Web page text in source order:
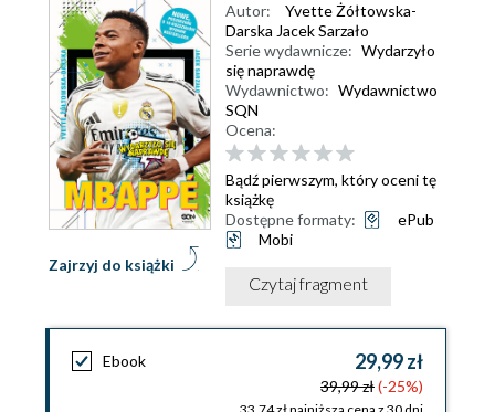
Zajrzyj do książki
Autor:
Yvette Żółtowska-
Darska Jacek Sarzało
Serie wydawnicze: Wydarzyło
się naprawdę
Wydawnictwo: Wydawnictwo
SQN
Ocena:
Bądź pierwszym, który oceni tę
książkę
Dostępne formaty:
ePub
Mobi
Czytaj fragment
Ebook 29,99 zł
39,99 zł(-25%)